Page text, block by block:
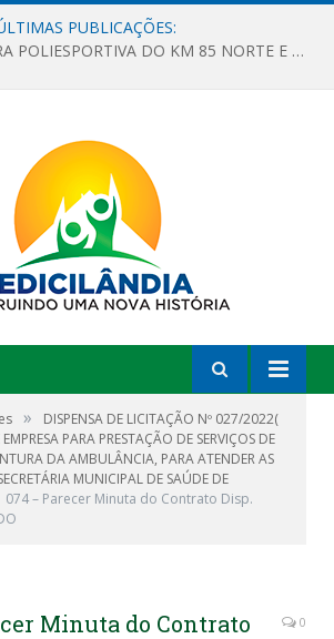
PUBLICAÇÕES:
OBRAS DA QUADRA POLIESPORTIVA DO KM 85 NORTE E DA ESCOLA GASPAR VIANA AVANÇAM
»
DISPENSA DE LICITAÇÃO Nº 027/2022(
PARA PRESTAÇÃO DE SERVIÇOS DE
DA AMBULÂNCIA, PARA ATENDER AS
MUNICIPAL DE SAÚDE DE
074 – Parecer Minuta do Contrato Disp.
Minuta do Contrato
0